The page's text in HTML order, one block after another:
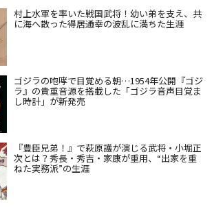
村上水軍を率いた戦国武将！幼い弟を支え、共
に海へ散った得居通幸の波乱に満ちた生涯
ゴジラの咆哮で目覚める朝…1954年公開『ゴジ
ラ』の貴重音源を搭載した「ゴジラ音声目覚ま
し時計」が新発売
『豊臣兄弟！』で萩原護が演じる武将・小堀正
次とは？秀長・秀吉・家康が重用、“出家を重
ねた実務派”の生涯